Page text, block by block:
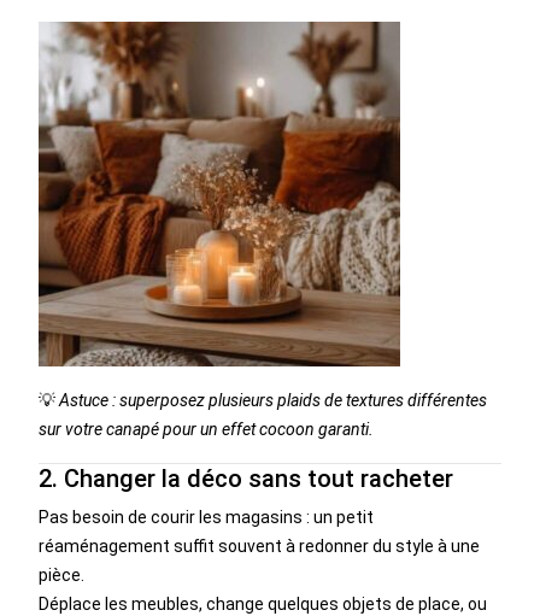
💡Astuce : superposez plusieurs plaids de textures différentes
sur votre canapé pour un effet cocoon garanti.
2. Changer la déco sans tout racheter
Pas besoin de courir les magasins : un petit
réaménagement suffit souvent à redonner du style à une
pièce.
Déplace les meubles, change quelques objets de place, ou